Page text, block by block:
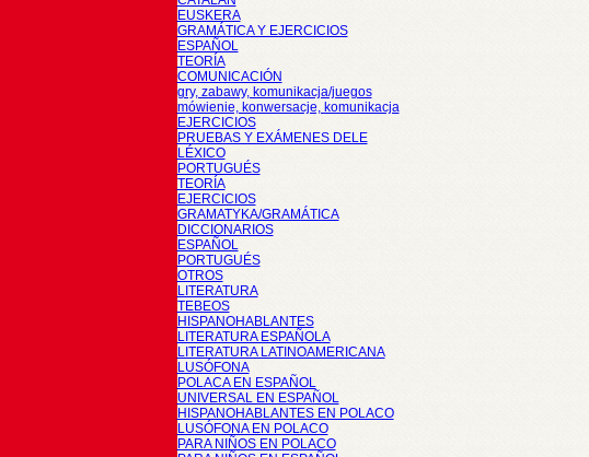
EUSKERA
GRAMÁTICA Y EJERCICIOS
ESPAÑOL
TEORÍA
COMUNICACIÓN
gry, zabawy, komunikacja/juegos
mówienie, konwersacje, komunikacja
EJERCICIOS
PRUEBAS Y EXÁMENES DELE
LÉXICO
PORTUGUÉS
TEORÍA
EJERCICIOS
GRAMATYKA/GRAMÁTICA
DICCIONARIOS
ESPAÑOL
PORTUGUÉS
OTROS
LITERATURA
TEBEOS
HISPANOHABLANTES
LITERATURA ESPAÑOLA
LITERATURA LATINOAMERICANA
LUSÓFONA
POLACA EN ESPAÑOL
UNIVERSAL EN ESPAÑOL
HISPANOHABLANTES EN POLACO
LUSÓFONA EN POLACO
PARA NIÑOS EN POLACO